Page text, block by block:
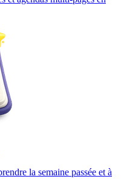
la semaine passée et à